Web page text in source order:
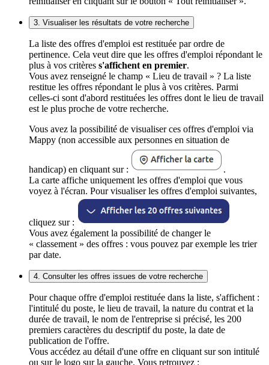
3. Visualiser les résultats de votre recherche
La liste des offres d'emploi est restituée par ordre de
pertinence. Cela veut dire que les offres d'emploi répondant le
plus à vos critères s'affichent en premier.
Vous avez renseigné le champ « Lieu de travail » ? La liste
restitue les offres répondant le plus à vos critères. Parmi
celles-ci sont d'abord restituées les offres dont le lieu de travail
est le plus proche de votre recherche.
Vous avez la possibilité de visualiser ces offres d'emploi via
Mappy (non accessible aux personnes en situation de
handicap) en cliquant sur :
.
La carte affiche uniquement les offres d'emploi que vous
voyez à l'écran. Pour visualiser les offres d'emploi suivantes,
cliquez sur :
Vous avez également la possibilité de changer le
« classement » des offres : vous pouvez par exemple les trier
par date.
4. Consulter les offres issues de votre recherche
Pour chaque offre d'emploi restituée dans la liste, s'affichent :
l'intitulé du poste, le lieu de travail, la nature du contrat et la
durée de travail, le nom de l'entreprise si précisé, les 200
premiers caractères du descriptif du poste, la date de
publication de l'offre.
Vous accédez au détail d'une offre en cliquant sur son intitulé
ou sur le logo sur la gauche. Vous retrouvez :